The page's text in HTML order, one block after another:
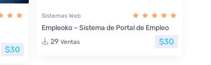
$30
Sistemas Web
Empleoko – Sistema de Portal de Empleo
29 Ventas $30